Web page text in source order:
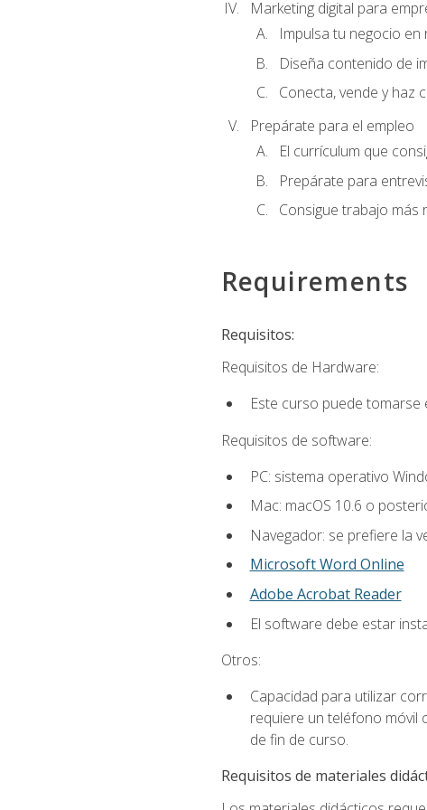
Marketing digital para
Impulsa tu negocio en
Diseña contenido de
Conecta, vende y haz
Prepárate para el empleo
El currículum que
Prepárate para
Consigue trabajo más
Requirements
Requisitos:
Requisitos de Hardware:
Este curso puede tomarse
Requisitos de software:
PC: sistema operativo
Mac: macOS 10.6 o
Navegador: se prefiere la
Microsoft Word Online
Adobe Acrobat Reader
El software debe estar
Otros:
Capacidad para utilizar
requiere un teléfono móvil
de fin de curso.
Requisitos de materiales